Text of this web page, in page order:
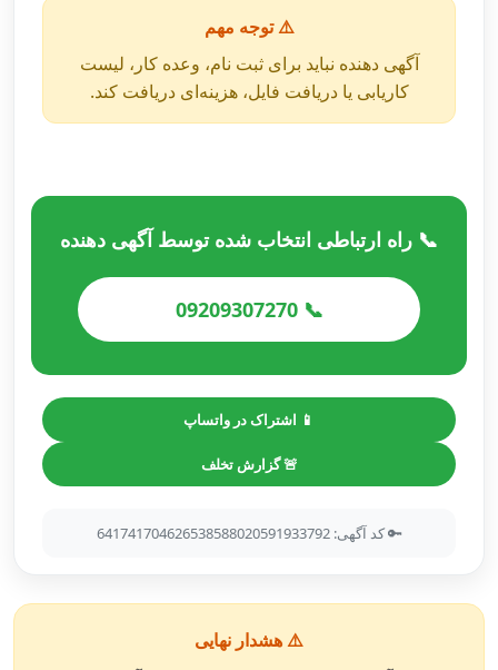
⚠️ توجه مهم
آگهی دهنده نباید برای ثبت نام، وعده کار، لیست
کاریابی یا دریافت فایل، هزینه‌ای دریافت کند.
📞 راه ارتباطی انتخاب شده توسط آگهی دهنده
📞 09209307270
📱 اشتراک در واتساپ
🚨 گزارش تخلف
🔑 کد آگهی: 641741704626538588020591933792
⚠️ هشدار نهایی